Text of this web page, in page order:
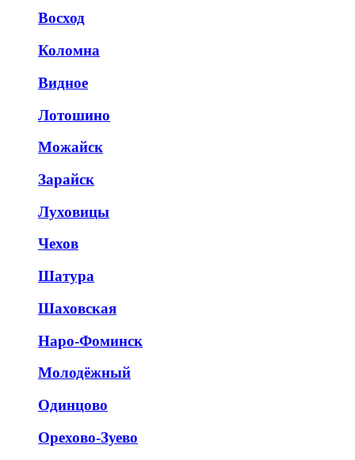
Восход
Коломна
Видное
Лотошино
Можайск
Зарайск
Луховицы
Чехов
Шатура
Шаховская
Наро-Фоминск
Молодёжный
Одинцово
Орехово-Зуево